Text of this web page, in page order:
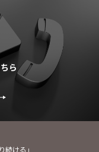
ら
続ける」